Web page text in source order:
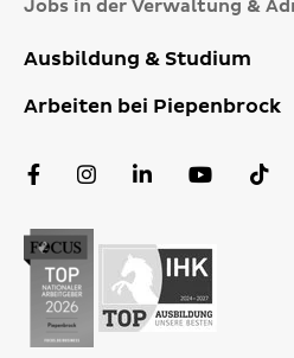
Jobs in der Verwaltung &
Ausbildung & Studium
Arbeiten bei Piepenbrock
FacebookInstagram
LinkedInYouTube